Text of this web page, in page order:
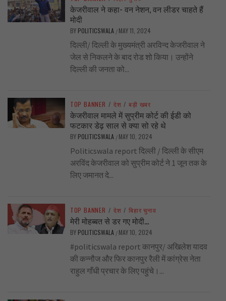
केजरीवाल ने कहा- वन नेशन, वन लीडर चाहते हैं
मोदी
BY POLITICSWALA / MAY 11, 2024
दिल्ली/ दिल्ली के मुख्यमंत्री अरविन्द केजरीवाल ने
जेल से निकलने के बाद रोड शो किया। उन्होंने
दिल्ली की जनता को...
TOP BANNER / देश / बड़ी खबर
केजरीवाल मामले में सुप्रीम कोर्ट की ईडी को
फटकार डेढ़ साल से क्या सो रहे थे
BY POLITICSWALA / MAY 10, 2024
Politicswala report दिल्ली / दिल्ली के सीएम
अरविंद केजरीवाल को सुप्रीम कोर्ट ने 1 जून तक के
लिए जमानत दे...
TOP BANNER / देश / बिहार चुनाव
मेरी मोहब्बत से डर गए मोदी…
BY POLITICSWALA / MAY 10, 2024
#politicswala report कानपुर/ अखिलेश यादव
की कन्नौज और फिर कानपुर रैली में कांग्रेस नेता
राहुल गाँधी प्रचार के लिए पहुंचे।...